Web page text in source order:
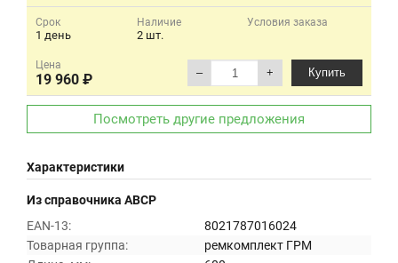
Срок
1 день
Наличие
2 шт.
Условия заказа
Цена
19 960 ₽ – + Купить
Посмотреть другие предложения
Характеристики
Из справочника ABCP
EAN-13:
8021787016024
Товарная группа:
ремкомплект ГРМ